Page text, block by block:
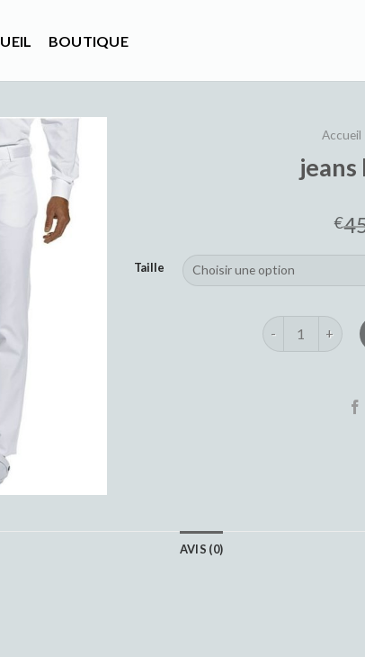
BOUTIQUE
Accueil
jeans
€
Taille
quantité de
AVIS (0)